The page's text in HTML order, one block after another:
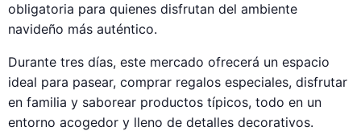
obligatoria para quienes disfrutan del ambiente
navideño más auténtico.
Durante tres días, este mercado ofrecerá un espacio
ideal para pasear, comprar regalos especiales, disfrutar
en familia y saborear productos típicos, todo en un
entorno acogedor y lleno de detalles decorativos.